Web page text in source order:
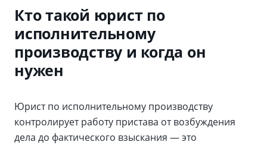
Кто такой юрист по
исполнительному
производству и когда он
нужен
Юрист по исполнительному производству
контролирует работу пристава от возбуждения
дела до фактического взыскания — это